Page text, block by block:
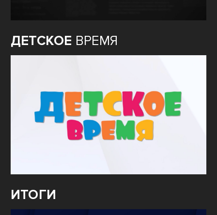
ДЕТСКОЕ ВРЕМЯ
ИТОГИ